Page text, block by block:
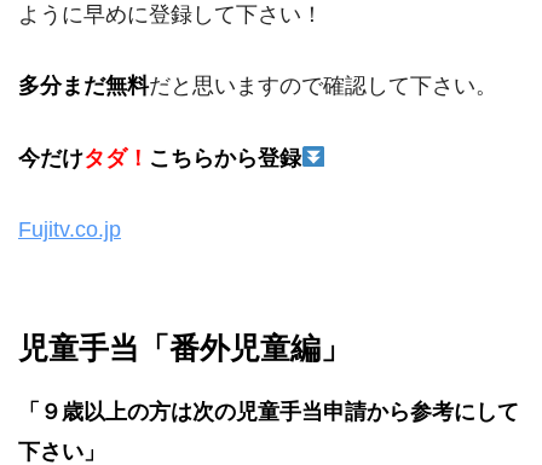
ように早めに登録して下さい！
多分まだ無料だと思いますので確認して下さい。
今だけタダ！ こちらから登録
Fujitv.co.jp
児童手当「番外児童編」
「９歳以上の方は次の児童手当申請から参考にして
下さい」